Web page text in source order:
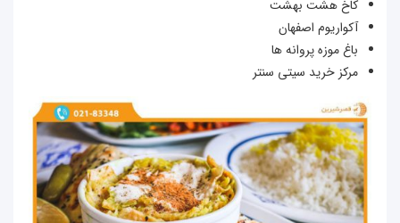
کاخ هشت بهشت
آکواریوم اصفهان
باغ موزه پروانه ها
مرکز خرید سیتی سنتر